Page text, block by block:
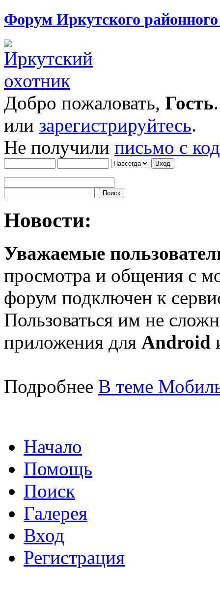
Форум Иркутского
Добро пожаловать, Гость
или зарегистрируйтесь.
Не получили письмо с
Новости:
Уважаемые
просмотра и общения с
форум подключен к
Пользоваться им не
приложения для Android
Подробнее В теме
Начало
Помощь
Поиск
Галерея
Вход
Регистрация